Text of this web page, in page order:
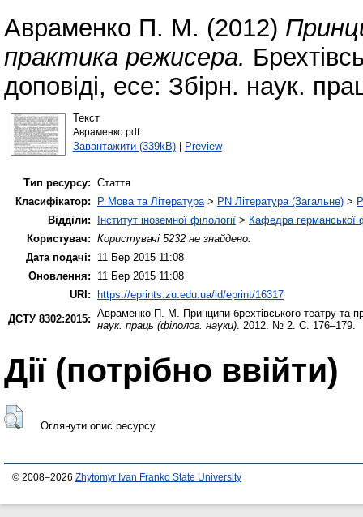
Авраменко П. М. (2012)
практика режисера.
доповіді, есе: Збірн. наук.
Текст
Авраменко.pdf
Завантажити (339kB)| Preview
Тип ресурсу: Стаття
Класифікатор:
P Мова та Література> PN Література (Загальне) >
Відділи:
Інститут іноземної філології > Кафедра германської
Користувач: Користувачі 5232 не знайдено.
Дата подачі:
11 Бер 2015 11:08
Оновлення:
11 Бер 2015 11:08
URI:
https://eprints.zu.edu.ua/id/eprint/16317
ДСТУ 8302:2015: Авраменко П. М. Принципи брехтівського театру та
наук. праць (філолог. науки). 2012. № 2. С. 176–179.
Дії ​​(потрібно ввійти)
Оглянути опис ресурсу
© 2008–2026 Zhytomyr Ivan Franko State University